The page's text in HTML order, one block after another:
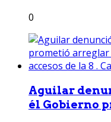
0
Aguilar
él Gobierno